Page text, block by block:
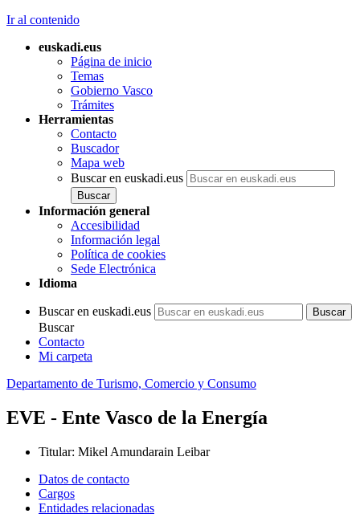
Ir al contenido
euskadi.eus
Página de inicio
Temas
Gobierno Vasco
Trámites
Herramientas
Contacto
Buscador
Mapa web
Buscar en euskadi.eus
Información general
Accesibilidad
Información legal
Política de cookies
Sede Electrónica
Idioma
Buscar en euskadi.eus
Buscar
Contacto
Mi carpeta
Departamento de Turismo, Comercio y Consumo
EVE - Ente Vasco de la Energía
Titular: Mikel Amundarain Leibar
Datos de contacto
Cargos
Entidades relacionadas